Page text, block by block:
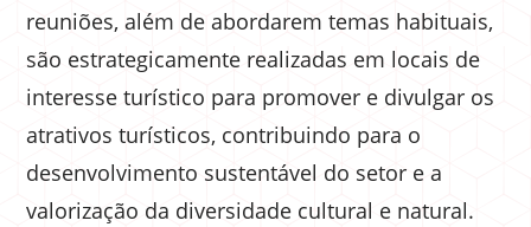
reuniões, além de abordarem temas habituais,
são estrategicamente realizadas em locais de
interesse turístico para promover e divulgar os
atrativos turísticos, contribuindo para o
desenvolvimento sustentável do setor e a
valorização da diversidade cultural e natural.